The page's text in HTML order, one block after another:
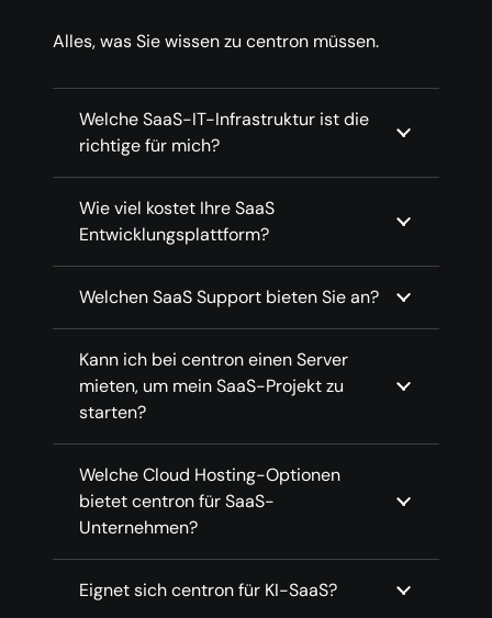
Alles, was Sie wissen zu centron müssen.
Welche SaaS-IT-Infrastruktur ist die
richtige für mich?
Wie viel kostet Ihre SaaS
Entwicklungsplattform?
Welchen SaaS Support bieten Sie an?
Kann ich bei centron einen Server
mieten, um mein SaaS-Projekt zu
starten?
Welche Cloud Hosting-Optionen
bietet centron für SaaS-
Unternehmen?
Eignet sich centron für KI-SaaS?